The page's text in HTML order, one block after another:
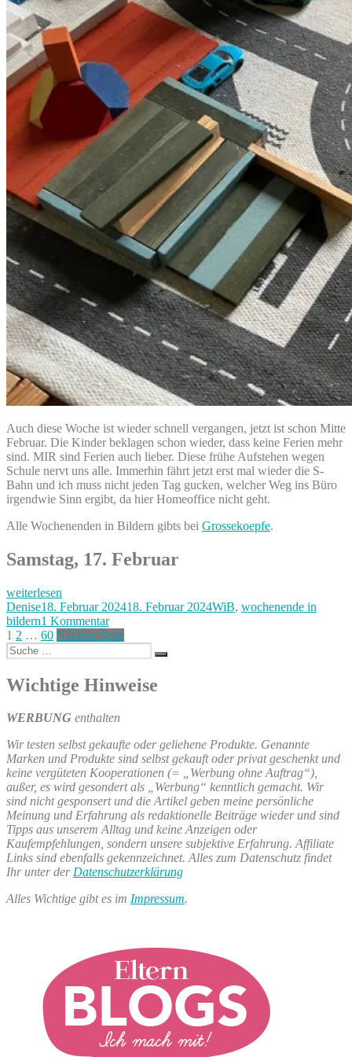
Auch diese Woche ist wieder schnell vergangen, jetzt ist schon Mitte
Februar. Die Kinder beklagen schon wieder, dass keine Ferien mehr
sind. MIR sind Ferien auch lieber. Diese frühe Aufstehen wegen
Schule nervt uns alle. Immerhin fährt jetzt erst mal wieder die S-
Bahn und ich muss nicht jeden Tag gucken, welcher Weg ins Büro
irgendwie Sinn ergibt, da hier Homeoffice nicht geht.
Alle Wochenenden in Bildern gibts bei Grossekoepfe.
Samstag, 17. Februar
„Ausflug,
Essen
und
eine
Zeitreise
–
unser
Wochenende
Bilder
&
18.
Februar“
weiterlesen
Autor
DeniseVeröffentlicht
am
18. Februar 202418. Februar 2024Kategorien
WiB, wochenende in
bildern1 Kommentarzu
Ausflug,
Essen
und
Zeitreise
unser
in
Bilder
17.
&
18.
Februar
Seitennummerierung
der
Beiträge
Seite
1 Seite
2 … Seite
60 Nächste Seite
Suche
nach:
Suchen
Wichtige Hinweise
WERBUNG enthalten
Wir testen selbst gekaufte oder geliehene Produkte. Genannte
Marken und Produkte sind selbst gekauft oder privat geschenkt und
keine vergüteten Kooperationen (= „Werbung ohne Auftrag“),
außer, es wird gesondert als „Werbung“ kenntlich gemacht. Wir
sind nicht gesponsert und die Artikel geben meine persönliche
Meinung und Erfahrung als redaktionelle Beiträge wieder und sind
Tipps aus unserem Alltag und keine Anzeigen oder
Kaufempfehlungen, sondern unsere subjektive Erfahrung. Affiliate
Links sind ebenfalls gekennzeichnet. Alles zum Datenschutz findet
Ihr unter derDatenschutzerklärung
Alles Wichtige gibt es im Impressum.